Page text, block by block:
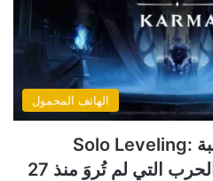
الهاتف المحمول
عرض حماسي للعبة Solo Leveling:
KARMA يكشف الحرب التي لم تُروَ منذ 27